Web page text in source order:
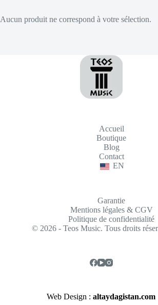
Aucun produit ne correspond à votre sélection.
Accueil
Boutique
Blog
Contact
EN
Garantie
Mentions légales & CGV
Politique de confidentialité
© 2026 - Teos Music. Tous droits
Web Design :altaydagistan.com